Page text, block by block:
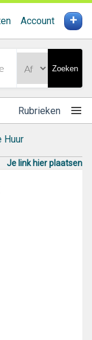
Account +
Zoeken
Rubrieken
Huur
Je link hier plaatsen